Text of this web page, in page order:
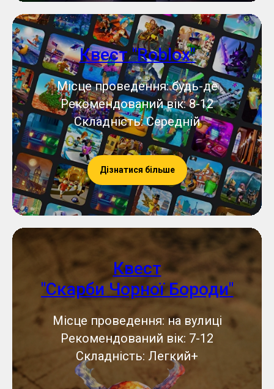
Квест "Roblox"
Місце проведення: будь-де
Рекомендований вік: 8-12
Складність: Середній
Дізнатися більше
Квест
"Скарби Чорної Бороди"
Місце проведення: на вулиці
Рекомендований вік: 7-12
Складність: Легкий+